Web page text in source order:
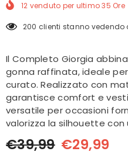
12 venduto per ultimo35 Ore
200 clienti stanno vedendo
Il Completo Giorgia
gonna raffinata, ideale
curato. Realizzato con
garantisce comfort e
versatile per occasioni
valorizza la silhouette con
€39,99 €29,99